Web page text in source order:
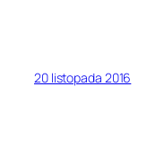
20 listopada 2016